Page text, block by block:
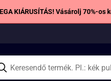
KIÁRUSÍTÁS! Vásárolj 70%-os